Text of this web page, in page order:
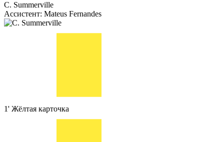
C. Summerville
Ассистент: Mateus Fernandes
1' Жёлтая карточка